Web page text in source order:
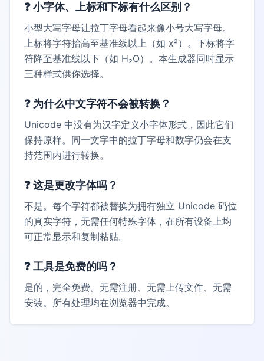
❓小字体、上标和下标有什么区别？
小型大写字母让拉丁字母看起来像小号大写字母。
上标将字符抬高至基准线以上（如 x²）。下标将字
符降至基准线以下（如 H₂O）。本生成器同时显示
三种样式供你选择。
❓ 为什么中文字符不会被转换？
Unicode 中没有为汉字定义小字体形式，因此它们
保持原样。同一文字中的拉丁字母和数字仍会在支
持范围内进行转换。
❓这是更改字体吗？
不是。每个字符都被替换为拥有独立 Unicode 码位
的真实字符，无需任何特殊字体，在所有设备上均
可正常显示和复制粘贴。
❓工具是免费的吗？
是的，完全免费。无需注册、无需上传文件、无需
安装。所有处理均在浏览器中完成。